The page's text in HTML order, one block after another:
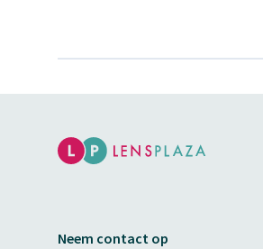
Neem contact op